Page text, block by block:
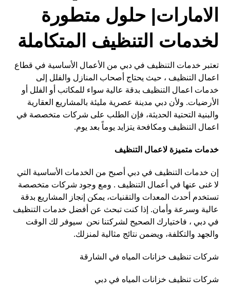
الامارات| حلول متطورة
لخدمات التنظيف المتكاملة
تعتبر خدمات التنظيف في دبي من الأعمال الأساسية في قطاع
اعمال التنظيف ، حيث يحتاج أصحاب المنازل والفلل إلى
خدمات اعمال التنظيف بدقة عالية سواء للمكاتب أو الفلل أو
الأرضيات. ولأن دبي مدينة عصرية مليئة بالمشاريع العقارية
والبنية التحتية الحديثة، فإن الطلب على شركات متخصصة في
اعمال التنظيف ومكافحة يتزايد يوماً بعد يوم.
خدمات متميزة لاعمال التنظيف
إن خدمات التنظيف في دبي أصبح من الخدمات الأساسية التي
لا غنى عنها في أعمال التنظيف . ومع وجود شركات متخصصة
تستخدم أحدث المعدات والتقنيات، يمكن إنجاز المشاريع بدقة
عالية وسرعة وأمان. إذا كنت تبحث عن أفضل خدمات التنظيف
في دبي ، فاختيارك الصحيح لشركتنا نحن سيوفر لك الوقت
والجهد والتكلفة، ويضمن نتائج مثالية لمنزلك.
شركات تنظيف خزانات المياه في الشارقة
شركات تنظيف خزانات المياه في دبي